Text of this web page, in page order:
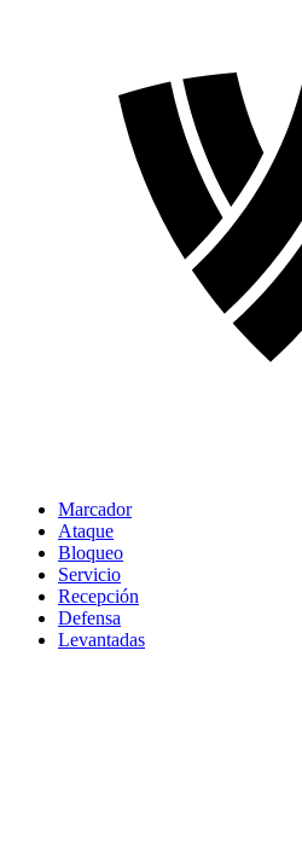
Marcador
Ataque
Bloqueo
Servicio
Recepción
Defensa
Levantadas